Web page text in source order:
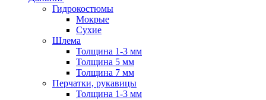
Гидрокостюмы
Мокрые
Сухие
Шлема
Толщина 1-3 мм
Толщина 5 мм
Толщина 7 мм
Перчатки, рукавицы
Толщина 1-3 мм